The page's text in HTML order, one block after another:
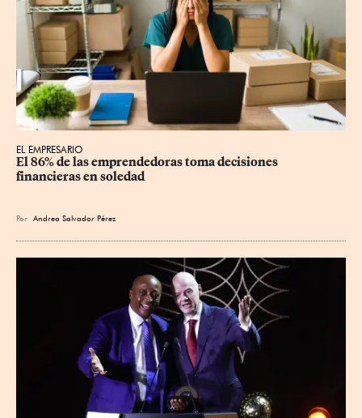
EL EMPRESARIO
El 86% de las emprendedoras toma decisiones
financieras en soledad
Por Andrea Salvador Pérez